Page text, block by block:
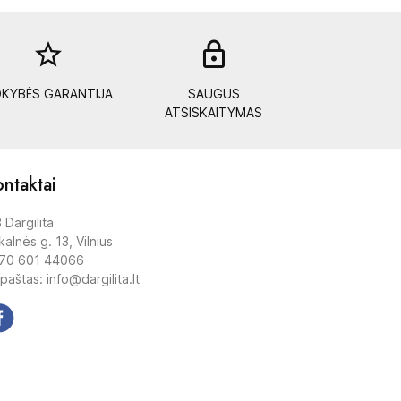
star_border
GARANTIJA
SAUGUS
ATSISKAITYMAS
Dargilita
g. 13, Vilnius
601 44066
info@dargilita.lt